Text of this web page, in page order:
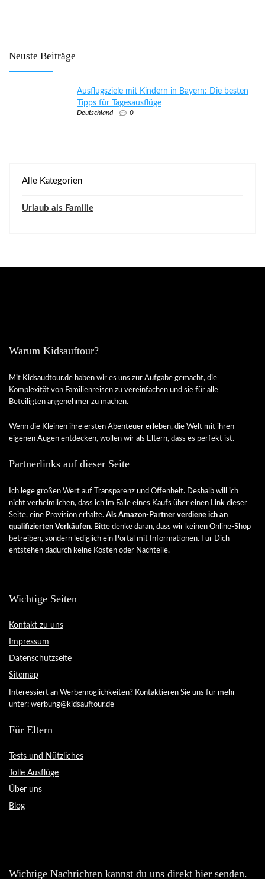
Neuste Beiträge
Ausflugsziele mit Kindern in Bayern: Die besten
Tipps für Tagesausflüge
Deutschland 0
Alle Kategorien
Urlaub als Familie
Warum Kidsauftour?
Mit Kidsaudtour.de haben wir es uns zur Aufgabe gemacht, die
Komplexität von Familienreisen zu vereinfachen und sie für alle
Beteiligten angenehmer zu machen.
Wenn die Kleinen ihre ersten Abenteuer erleben, die Welt mit ihren
eigenen Augen entdecken, wollen wir als Eltern, dass es perfekt ist.
Partnerlinks auf dieser Seite
Ich lege großen Wert auf Transparenz und Offenheit. Deshalb will ich
nicht verheimlichen, dass ich im Falle eines Kaufs über einen Link dieser
Seite, eine Provision erhalte. Als Amazon-Partner verdiene ich an
qualifizierten Verkäufen. Bitte denke daran, dass wir keinen Online-Shop
betreiben, sondern lediglich ein Portal mit Informationen. Für Dich
entstehen dadurch keine Kosten oder Nachteile.
Wichtige Seiten
Kontakt zu uns
Impressum
Datenschutzseite
Sitemap
Interessiert an Werbemöglichkeiten? Kontaktieren Sie uns für mehr
unter: werbung@kidsauftour.de
Für Eltern
Tests und Nützliches
Tolle Ausflüge
Über uns
Blog
Wichtige Nachrichten kannst du uns direkt hier senden.